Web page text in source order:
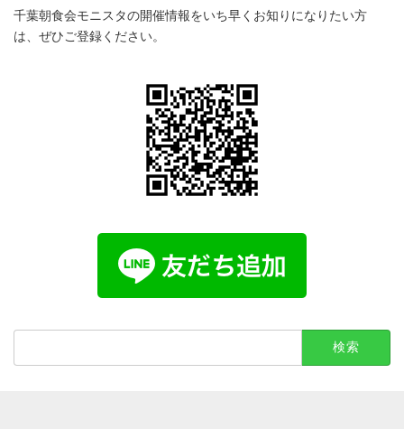
千葉朝食会モニスタの開催情報をいち早くお知りになりたい方
は、ぜひご登録ください。
検